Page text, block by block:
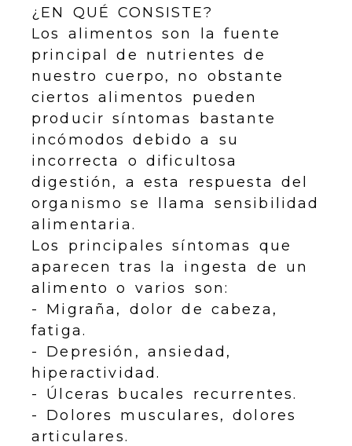
¿EN QUÉ CONSISTE?
Los alimentos son la fuente
principal de nutrientes de
nuestro cuerpo, no obstante
ciertos alimentos pueden
producir síntomas bastante
incómodos debido a su
incorrecta o dificultosa
digestión, a esta respuesta del
organismo se llama sensibilidad
alimentaria.
Los principales síntomas que
aparecen tras la ingesta de un
alimento o varios son:
- Migraña, dolor de cabeza,
fatiga.
- Depresión, ansiedad,
hiperactividad.
- Úlceras bucales recurrentes.
- Dolores musculares, dolores
articulares.